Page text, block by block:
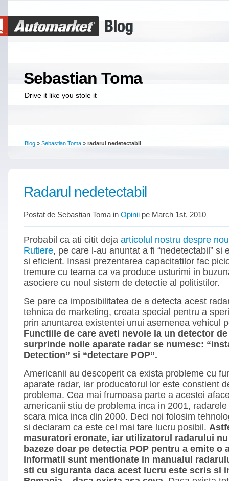
Sebastian Toma
Drive it like you stole it
Blog » Sebastian Toma » radarul nedetectabil
Radarul nedetectabil
Postat de Sebastian Toma in Opinii pe March 1st, 2010
Probabil ca ati citit deja articolul nostru despre
Rutiere, pe care l-au anuntat a fi “nedetectabil” si
si eficient. Insasi prezentarea capacitatilor fac
tremure cu teama ca va produce usturimi in
asociere cu noul sistem de detectie al politistilor.
Se pare ca imposibilitatea de a detecta acest
tehnica de marketing, creata special pentru a
prin anuntarea existentei unui asemenea vehicul
Functiile de care aveti nevoie la un detector
surprinde noile aparate radar se numesc:
Detection” si “detectare POP”.
Americanii au descoperit ca exista probleme cu
aparate radar, iar producatorul lor este constient
problema. Cea mai frumoasa parte a acestei
americanii stiu de problema inca in 2001,
scara mica inca din 2000. Deci noi folosim
si declaram ca este cel mai tare lucru posibil.
masuratori eronate, iar utilizatorul radarului
bazeze doar pe detectia POP pentru a emite o
informatii sunt mentionate in manualul
sti cu siguranta daca acest lucru este scris si